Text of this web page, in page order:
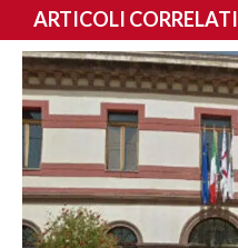
ARTICOLI CORRELATI